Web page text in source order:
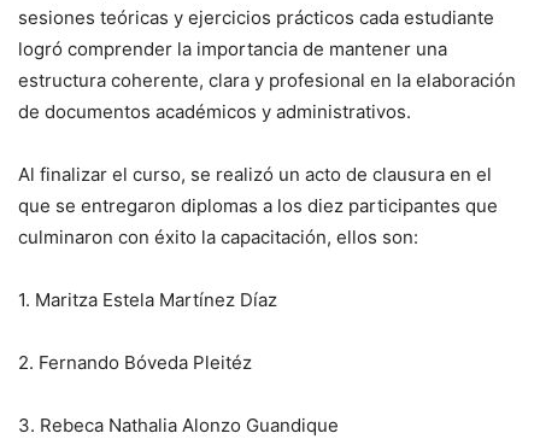
sesiones teóricas y ejercicios prácticos cada estudiante
logró comprender la importancia de mantener una
estructura coherente, clara y profesional en la elaboración
de documentos académicos y administrativos.
Al finalizar el curso, se realizó un acto de clausura en el
que se entregaron diplomas a los diez participantes que
culminaron con éxito la capacitación, ellos son:
1. Maritza Estela Martínez Díaz
2. Fernando Bóveda Pleitéz
3. Rebeca Nathalia Alonzo Guandique